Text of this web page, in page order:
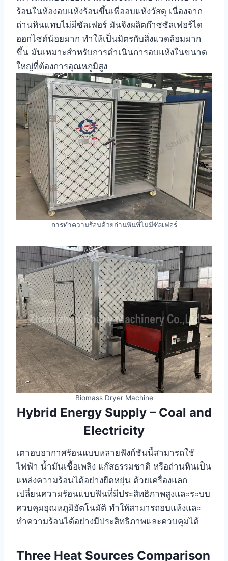
ร้อนในห้องอบแห้งร้อนขึ้นเพื่ออบแห้งวัสดุ เนื่องจาก
ถ่านหินแทบไม่มีซัลเฟอร์ มันจึงผลิตก๊าซซัลเฟอร์ได
ออกไซด์น้อยมาก ทำให้เป็นมิตรกับสิ่งแวดล้อมมาก
ขึ้น มันเหมาะสำหรับการดำเนินการอบแห้งในขนาด
ใหญ่ที่ต้องการอุณหภูมิสูง
การทำความร้อนด้วยถ่านหินที่ไม่มีซัลเฟอร์
Biomass Dryer Machine
Hybrid Energy Supply – Coal and
Electricity
เตาอบอากาศร้อนแบบหลายฟังก์ชันนี้สามารถใช้
ไฟฟ้า น้ำมันเชื้อเพลิง แก๊สธรรมชาติ หรือถ่านหินเป็น
แหล่งความร้อนได้อย่างยืดหยุ่น ด้วยเครื่องแลก
เปลี่ยนความร้อนแบบฟินที่มีประสิทธิภาพสูงและระบบ
ควบคุมอุณหภูมิอัตโนมัติ ทำให้สามารถอบแห้งและ
ทำความร้อนได้อย่างมีประสิทธิภาพและควบคุมได้
Three Heat Sources Comparison